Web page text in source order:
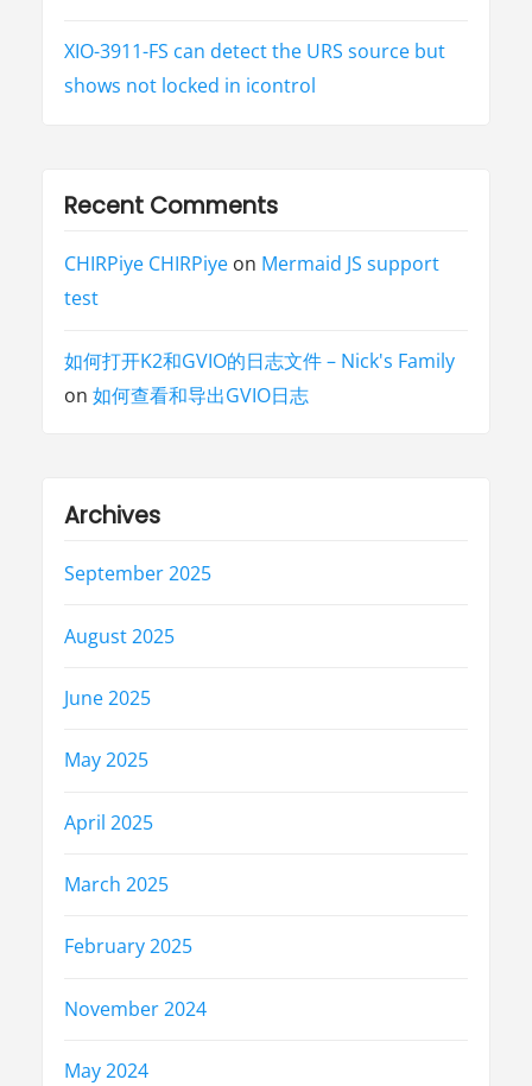
XIO-3911-FS can detect the URS source but
shows not locked in icontrol
Recent Comments
CHIRPiye CHIRPiyeon Mermaid JS support
test
如何打开K2和GVIO的日志文件 – Nick's Family
on 如何查看和导出GVIO日志
Archives
September 2025
August 2025
June 2025
May 2025
April 2025
March 2025
February 2025
November 2024
May 2024